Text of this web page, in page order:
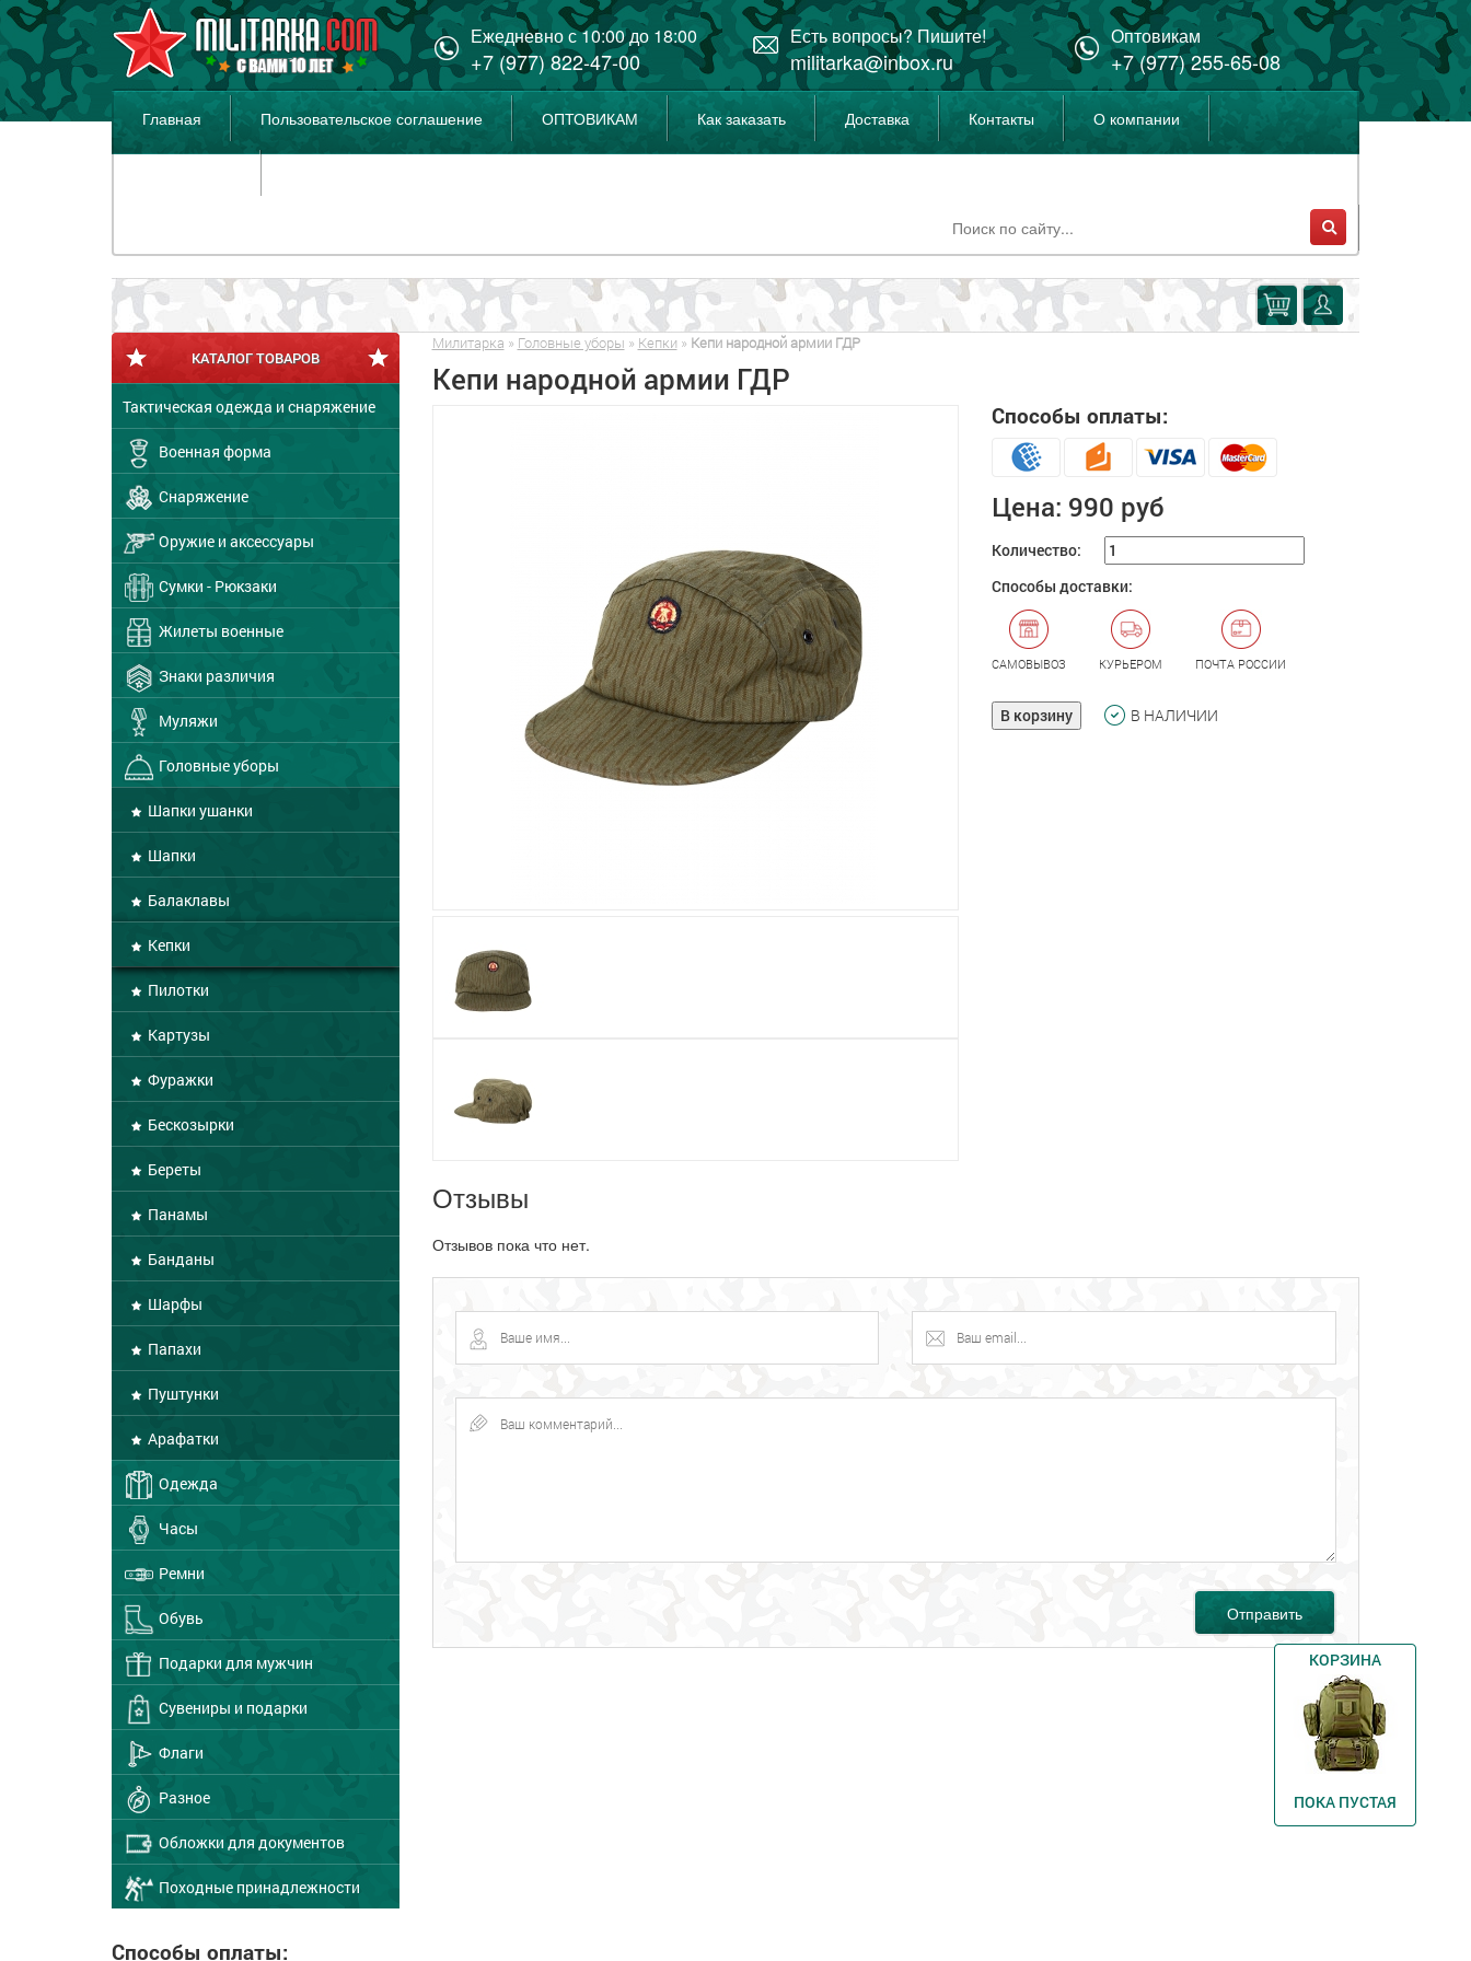
Ежедневно с 10:00 до 18:00
+7 (977) 822-47-00
Есть вопросы? Пишите!
militarka@inbox.ru
Оптовикам
+7 (977) 255-65-08
Главная Пользовательское соглашение ОПТОВИКАМ Как заказать Доставка Контакты О компании
КАТАЛОГ ТОВАРОВ
Тактическая одежда и снаряжение
Военная форма
Снаряжение
Оружие и аксессуары
Сумки - Рюкзаки
Жилеты военные
Знаки различия
Муляжи
Головные уборы
Шапки ушанки
Шапки
Балаклавы
Кепки
Пилотки
Картузы
Фуражки
Бескозырки
Береты
Панамы
Банданы
Шарфы
Папахи
Пуштунки
Арафатки
Одежда
Часы
Ремни
Обувь
Подарки для мужчин
Сувениры и подарки
Флаги
Разное
Обложки для документов
Походные принадлежности
Способы оплаты:
Милитарка » Головные уборы » Кепки » Кепи народной армии ГДР
Кепи народной армии ГДР
Способы оплаты:
Цена: 990 руб
Количество:
Способы доставки:
САМОВЫВОЗ КУРЬЕРОМ ПОЧТА РОССИИ
В корзину В НАЛИЧИИ
Отзывы
Отзывов пока что нет.
Отправить
КОРЗИНА
ПОКА ПУСТАЯ